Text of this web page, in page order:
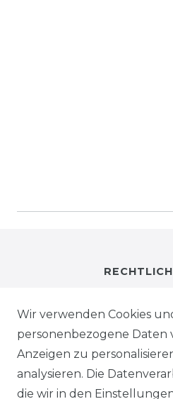
Wir verwenden Cookies
personenbezogene Daten
Anzeigen zu
analysieren. Die
die wir in den